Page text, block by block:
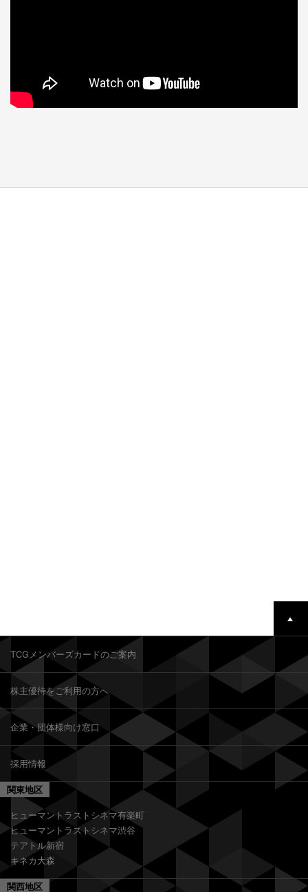
TCGメンバーズカードのご案内
株主優待をご利用の方へ
企業・団体様向け窓口
採用情報
関東地区
ヒューマントラストシネマ有楽町
ヒューマントラストシネマ渋谷
テアトル新宿
キネカ大森
関西地区